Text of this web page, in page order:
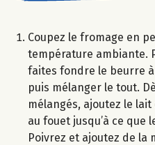
Coupez le fromage en
température ambiante.
faites fondre le beurre
puis mélanger le tout.
mélangés, ajoutez le
au fouet jusqu’à ce que
Poivrez et ajoutez de la